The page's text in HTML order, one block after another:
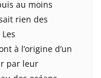
au moins
rien des
à l’origine d’un
par leur